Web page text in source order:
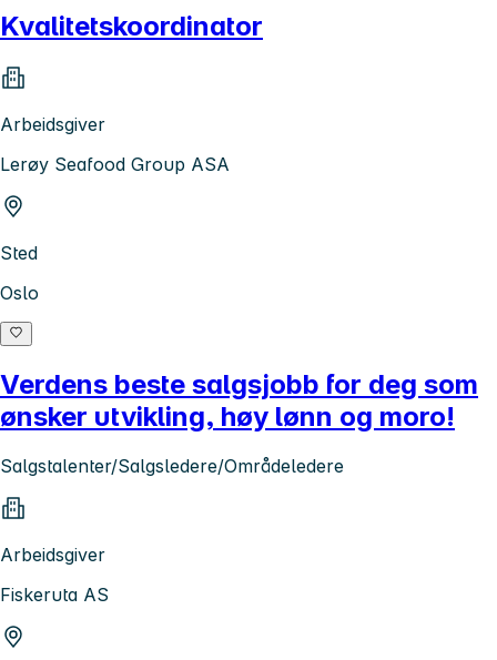
Kvalitetskoordinator
Arbeidsgiver
Lerøy Seafood Group ASA
Sted
Oslo
Verdens beste salgsjobb for deg som
ønsker utvikling, høy lønn og moro!
Salgstalenter/Salgsledere/Områdeledere
Arbeidsgiver
Fiskeruta AS